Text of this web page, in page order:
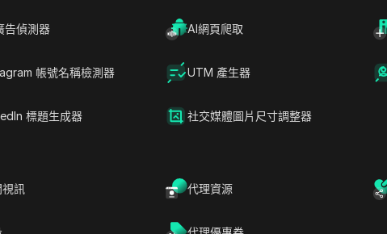
告偵測器 AI網頁爬取
帳號名稱檢測器 UTM 產生器
標題生成器 社交媒體圖片尺寸調整器
訊 代理資源
申訴，甚至發現連電子郵
服裡開工單其實沒什麼
停用 Instagram 帳號的嘗
密碼，或與自動化工具
染相關帳號。Instagram
登入時封鎖六個月。問
戶。
辨識暫停是否可逆、哪
文章內容
2026 年暫停帳號 180 天？
如何判斷你的帳號是否真的
封禁）
權通知後，立即該怎麼辦